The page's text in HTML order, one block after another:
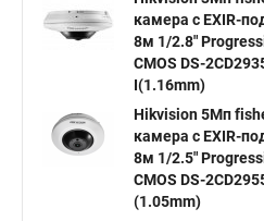
Hikvision купить Hikvision
Hikvision poe
Hikvision 2 8 mm Hikvision
Видеонаблюдение
Hikvision
камера c EXIR-
8м 1/2.8"
CMOS DS-
I(1.16mm)
Hikvision 5Мп
камера c EXIR-
8м 1/2.5"
CMOS DS-
(1.05mm)